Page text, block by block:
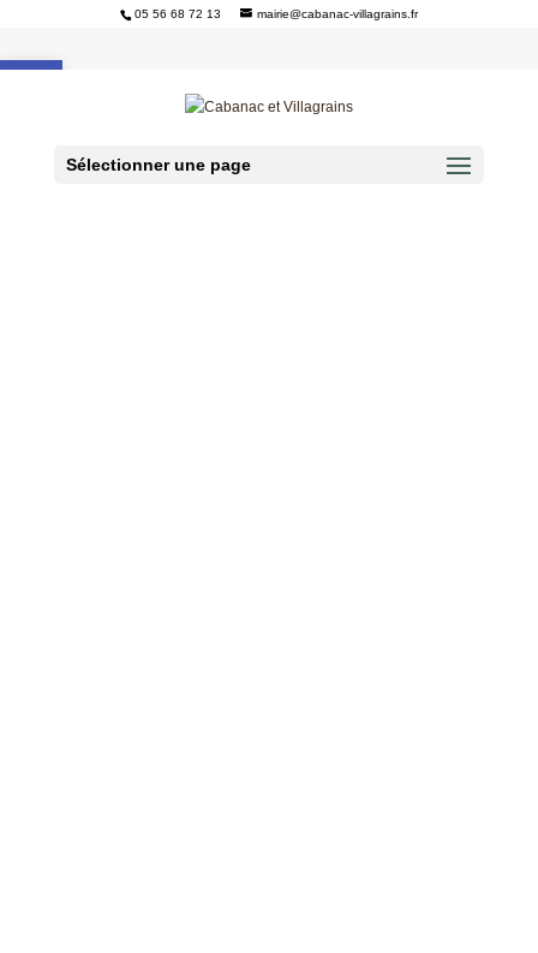
Ouvrir la barre d’outils
05 56 68 72 13 mairie@cabanac-villagrains.fr
Sélectionner une page